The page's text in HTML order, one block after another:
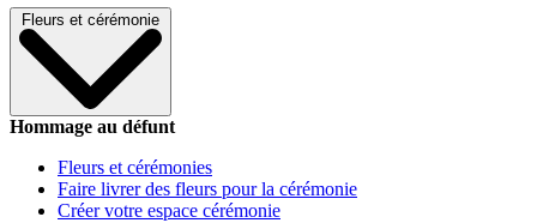
Fleurs et cérémonie
Hommage au défunt
Fleurs et cérémonies
Faire livrer des fleurs pour la cérémonie
Créer votre espace cérémonie